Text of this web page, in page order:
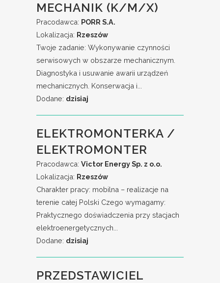
MECHANIK (K/M/X)
Pracodawca: PORR S.A.
Lokalizacja: Rzeszów
Twoje zadanie: Wykonywanie czynności
serwisowych w obszarze mechanicznym.
Diagnostyka i usuwanie awarii urządzeń
mechanicznych. Konserwacja i...
Dodane: dzisiaj
ELEKTROMONTERKA /
ELEKTROMONTER
Pracodawca: Victor Energy Sp. z o.o.
Lokalizacja: Rzeszów
Charakter pracy: mobilna – realizacje na
terenie całej Polski Czego wymagamy:
Praktycznego doświadczenia przy stacjach
elektroenergetycznych...
Dodane: dzisiaj
PRZEDSTAWICIEL